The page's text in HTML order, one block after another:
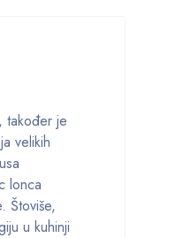
također je
velikih
lonca
Štoviše,
u kuhinji